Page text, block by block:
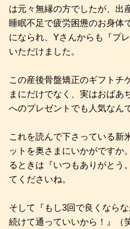
は元々無縁の方でしたが、出
睡眠不足で疲労困憊のお身体
になられ、Yさんからも『プ
いただけました。
この産後骨盤矯正のギフトチ
まにだけでなく、実はおばあ
へのプレゼントでも人気なん
これを読んで下さっている新
ットを奥さまにいかがですか
るときは『いつもありがとう
てくださいね。
そして『もし3回で良くなら
続けて通っていいから！』（